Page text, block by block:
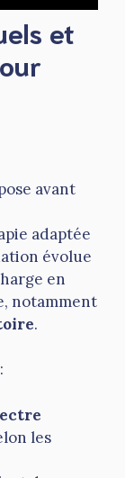
et
avant
adaptée
évolue
en
notamment
.
les